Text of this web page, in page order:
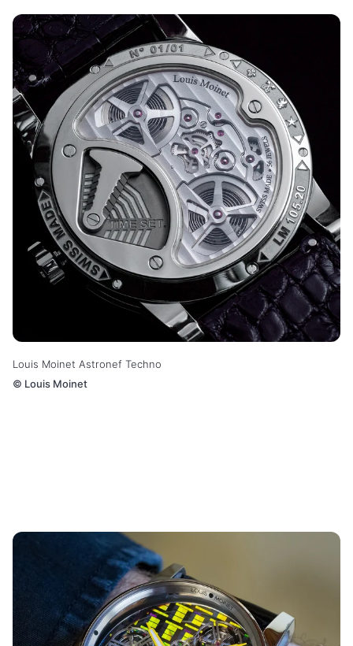
Louis Moinet Astronef Techno
© Louis Moinet